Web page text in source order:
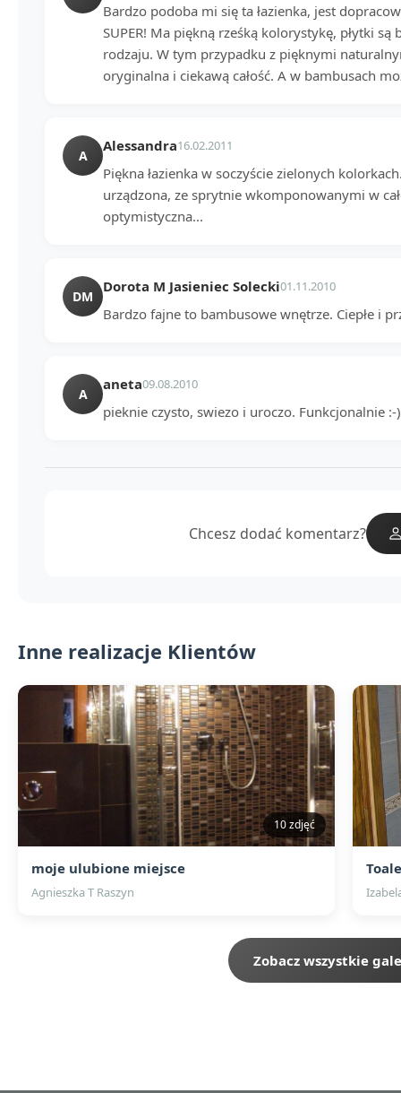
Bardzo podoba mi się ta łazienka, jest
SUPER! Ma piękną rześką kolorystykę, płytki
rodzaju. W tym przypadku z pięknymi
oryginalna i ciekawą całość. A w bambusach
A
Alessandra16.02.2011
Piękna łazienka w soczyście zielonych
urządzona, ze sprytnie wkomponowanymi w
optymistyczna...
DM
Dorota M Jasieniec Solecki01.11.2010
Bardzo fajne to bambusowe wnętrze. Ciepłe i
A
aneta09.08.2010
pieknie czysto, swiezo i uroczo. Funkcjonalnie
Chcesz dodać komentarz?
Inne realizacje Klientów
10 zdjęć
moje ulubione miejsce
Agnieszka T Raszyn
Zobacz wszystkie